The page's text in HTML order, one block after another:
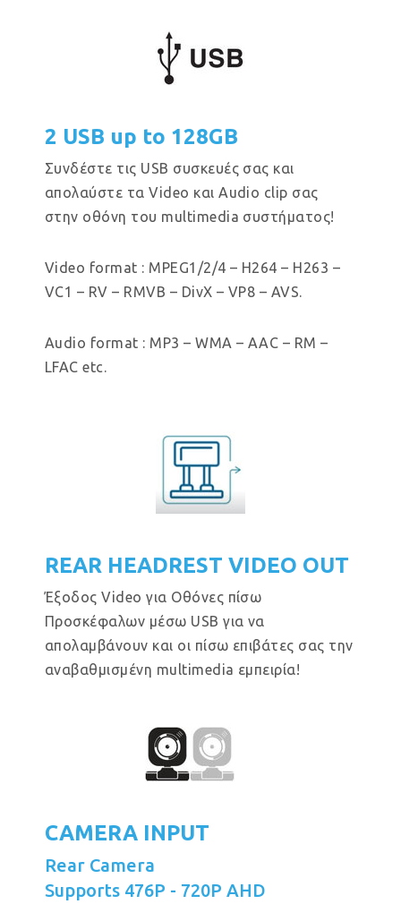
2 USB up to 128GB
Συνδέστε τις USB συσκευές σας και
απολαύστε τα Video και Audio clip σας
στην οθόνη του multimedia συστήματος!
Video format : MPEG1/2/4 – H264 – H263 –
VC1 – RV – RMVB – DivX – VP8 – AVS.
Audio format : MP3 – WMA – AAC – RM –
LFAC etc.
REAR HEADREST VIDEO OUT
Έξοδος Video για Οθόνες πίσω
Προσκέφαλων μέσω USB για να
απολαμβάνουν και οι πίσω επιβάτες σας την
αναβαθμισμένη multimedia εμπειρία!
CAMERA INPUT
Rear Camera
Supports 476P - 720P AHD